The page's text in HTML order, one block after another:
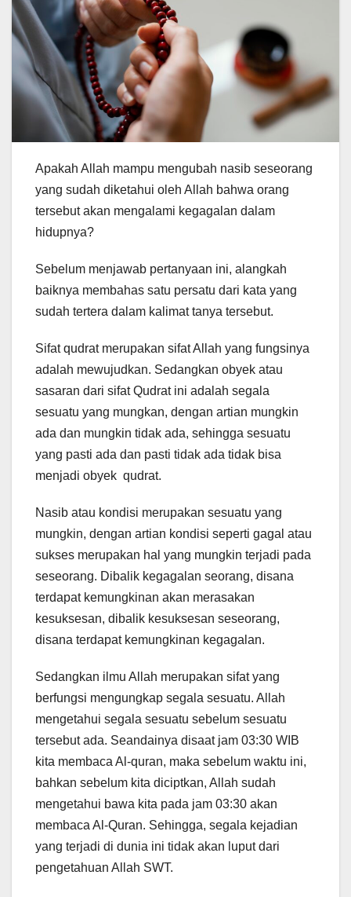
Apakah Allah mampu mengubah nasib seseorang
yang sudah diketahui oleh Allah bahwa orang
tersebut akan mengalami kegagalan dalam
hidupnya?
Sebelum menjawab pertanyaan ini, alangkah
baiknya membahas satu persatu dari kata yang
sudah tertera dalam kalimat tanya tersebut.
Sifat qudrat merupakan sifat Allah yang fungsinya
adalah mewujudkan. Sedangkan obyek atau
sasaran dari sifat Qudrat ini adalah segala
sesuatu yang mungkan, dengan artian mungkin
ada dan mungkin tidak ada, sehingga sesuatu
yang pasti ada dan pasti tidak ada tidak bisa
menjadi obyek qudrat.
Nasib atau kondisi merupakan sesuatu yang
mungkin, dengan artian kondisi seperti gagal atau
sukses merupakan hal yang mungkin terjadi pada
seseorang. Dibalik kegagalan seorang, disana
terdapat kemungkinan akan merasakan
kesuksesan, dibalik kesuksesan seseorang,
disana terdapat kemungkinan kegagalan.
Sedangkan ilmu Allah merupakan sifat yang
berfungsi mengungkap segala sesuatu. Allah
mengetahui segala sesuatu sebelum sesuatu
tersebut ada. Seandainya disaat jam 03:30 WIB
kita membaca Al-quran, maka sebelum waktu ini,
bahkan sebelum kita diciptkan, Allah sudah
mengetahui bawa kita pada jam 03:30 akan
membaca Al-Quran. Sehingga, segala kejadian
yang terjadi di dunia ini tidak akan luput dari
pengetahuan Allah SWT.